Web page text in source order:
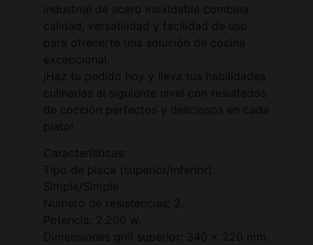
industrial de acero inoxidable combina
calidad, versatilidad y facilidad de uso
para ofrecerte una solución de cocina
excepcional.
¡Haz tu pedido hoy y lleva tus habilidades
culinarias al siguiente nivel con resultados
de cocción perfectos y deliciosos en cada
plato!
Características:
Tipo de placa (superior/inferior):
Simple/Simple
Numero de resistencias: 2.
Potencia: 2.200 w.
Dimensiones grill superior: 340 x 220 mm.